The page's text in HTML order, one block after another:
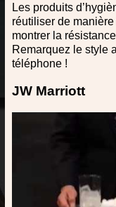
Les produits
réutiliser de
montrer la
Remarquez le style
téléphone !
JW Marriott